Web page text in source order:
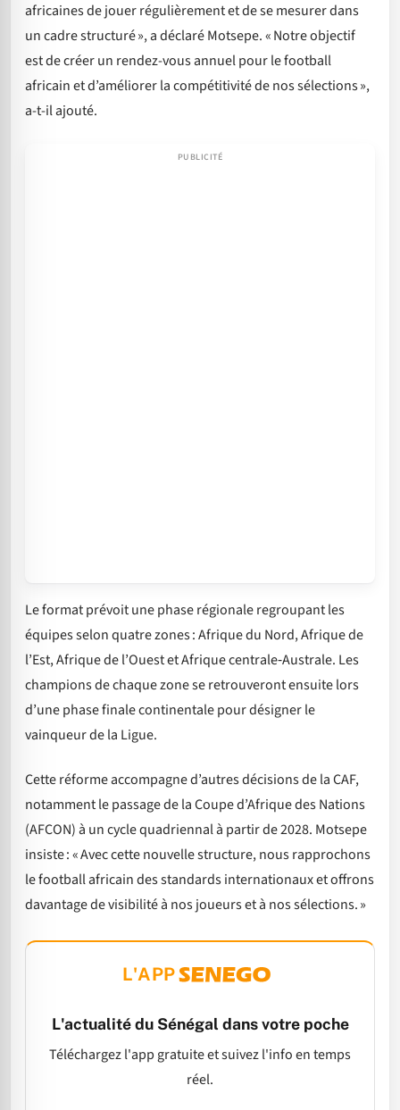
africaines de jouer régulièrement et de se mesurer dans
un cadre structuré », a déclaré Motsepe. « Notre objectif
est de créer un rendez-vous annuel pour le football
africain et d’améliorer la compétitivité de nos sélections »,
a-t-il ajouté.
Le format prévoit une phase régionale regroupant les
équipes selon quatre zones : Afrique du Nord, Afrique de
l’Est, Afrique de l’Ouest et Afrique centrale‑Australe. Les
champions de chaque zone se retrouveront ensuite lors
d’une phase finale continentale pour désigner le
vainqueur de la Ligue.
Cette réforme accompagne d’autres décisions de la CAF,
notamment le passage de la Coupe d’Afrique des Nations
(AFCON) à un cycle quadriennal à partir de 2028. Motsepe
insiste : « Avec cette nouvelle structure, nous rapprochons
le football africain des standards internationaux et offrons
davantage de visibilité à nos joueurs et à nos sélections. »
L'APP
L'actualité du Sénégal dans votre poche
Téléchargez l'app gratuite et suivez l'info en temps
réel.